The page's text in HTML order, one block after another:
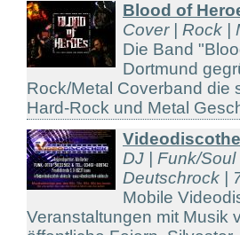
Blood of
Cover | Rock |
Die Band
Dortmund
Rock/Metal Coverband die
Hard-Rock und Metal
DJ | Funk/
Deutschrock |
Mobile
Veranstaltungen mit Musik